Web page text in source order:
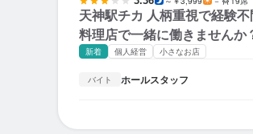
天神駅チカ 人柄重視で経験
料理店で一緒に働きませんか
新着 個人経営 小さなお店
バイト ホールスタッフ